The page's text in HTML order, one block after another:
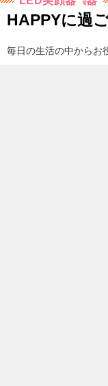
HAPPYに過
毎日の生活の中からお